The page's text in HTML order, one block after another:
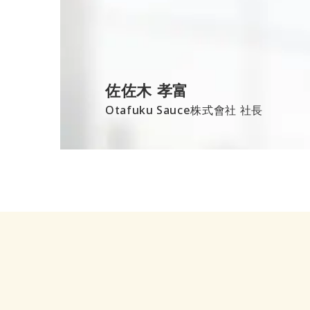
佐佐木 孝富
Otafuku Sauce株式會社 社長